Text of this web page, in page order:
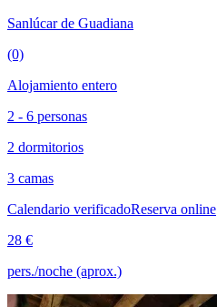
Sanlúcar de Guadiana
(0)
Alojamiento entero
2 - 6 personas
2 dormitorios
3 camas
Calendario verificadoReserva online
28 €
pers./noche (aprox.)